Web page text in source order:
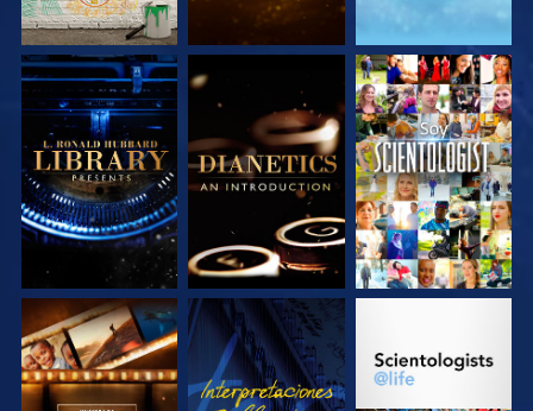
EXPLORA LAS
SERIES
EXPLORA LAS
SERIES
VE
EXPLORA LAS
SERIES
VE
EXPLORA LAS